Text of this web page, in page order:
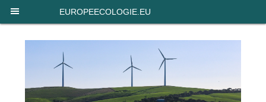
EUROPEECOLOGIE.EU